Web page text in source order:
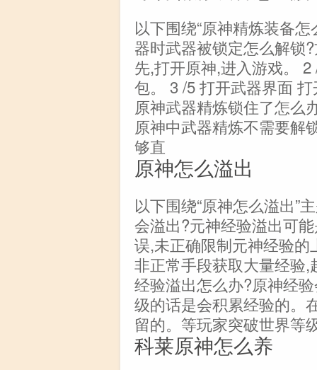
以下围绕“原神精炼装备
器时武器被锁定怎么解锁
先,打开原神,进入游戏。
包。 3 /5 打开武器界面
原神武器精炼锁住了怎么
原神中武器精炼不需要解
够直
原神怎么溢出
以下围绕“原神怎么溢出”
会溢出?元神经验溢出可
误,未正确限制元神经验
非正常手段获取大量经验
经验溢出怎么办?原神经
级的话是会积累经验的。
留的。等玩家突破世界等
科莱原神怎么养